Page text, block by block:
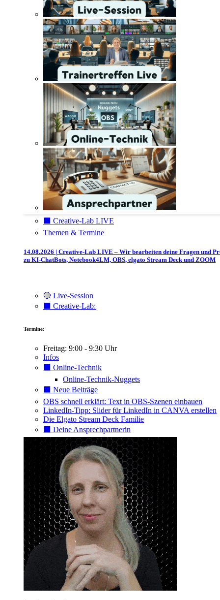
⬛️ Creative-Lab LIVE
Themen & Termine
14.08.2026 | Creative-Lab LIVE – Wir bearbeiten deine Fragen und
zu KI-ChatBots, Notebook4LM, OBS, elgato Stream Deck und ZOOM
🔴 Live-Session
⬛️ Creative-Lab:
Termine:
Freitag: 9:00 - 9:30 Uhr
Infos
⬛️ Online-Technik
Online-Technik-Nuggets
⬛️ Neue Beiträge
OBS schnell erklärt: Text in OBS-Szenen einbauen
LinkedIn-Tipp: Slider für LinkedIn in CANVA erstellen
Die Elgato Stream Deck Familie
⬛️ Deine Ansprechpartnerin